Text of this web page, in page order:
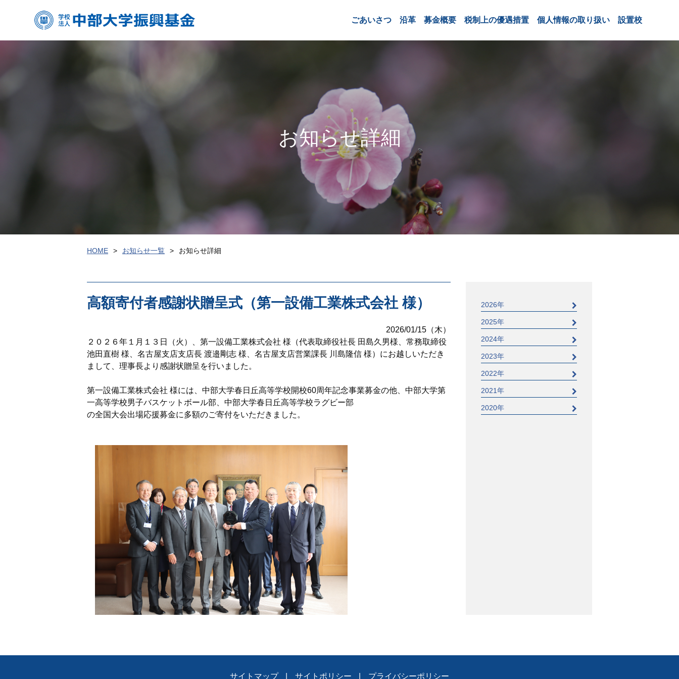
ごあいさつ 沿革 募金概要 税制上の優遇措置 個人情報の取り扱い 設置校
お知らせ詳細
HOME お知らせ一覧 お知らせ詳細
高額寄付者感謝状贈呈式（第一設備工業株式会社 様）
2026/01/15（木）
２０２６年１月１３日（火）、第一設備工業株式会社 様（代表取締役社長 田島久男様、常務取締役
池田直樹 様、名古屋支店支店長 渡邉剛志 様、名古屋支店営業課長 川島隆信 様）にお越しいただき
まして、理事長より感謝状贈呈を行いました。
第一設備工業株式会社 様には、中部大学春日丘高等学校開校60周年記念事業募金の他、中部大学第
一高等学校男子バスケットボール部、中部大学春日丘高等学校ラグビー部
の全国大会出場応援募金に多額のご寄付をいただきました。
2026年
2025年
2024年
2023年
2022年
2021年
2020年
サイトマップ サイトポリシー プライバシーポリシー